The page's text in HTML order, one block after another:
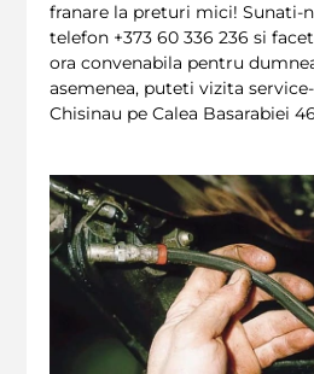
franare la preturi mici! Sunati-
telefon +373 60 336 236 si
ora convenabila pentru
asemenea, puteti vizita
Chisinau pe Calea Basarabiei